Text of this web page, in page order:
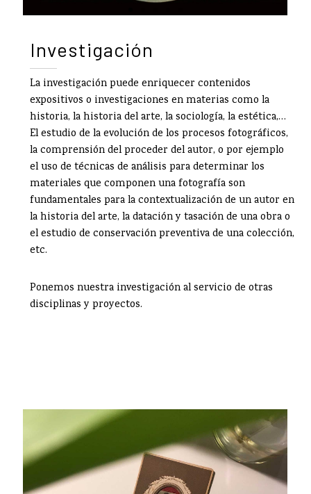
Investigación
La investigación puede enriquecer contenidos
expositivos o investigaciones en materias como la
historia, la historia del arte, la sociología, la estética,…
El estudio de la evolución de los procesos fotográficos,
la comprensión del proceder del autor, o por ejemplo
el uso de técnicas de análisis para determinar los
materiales que componen una fotografía son
fundamentales para la contextualización de un autor en
la historia del arte, la datación y tasación de una obra o
el estudio de conservación preventiva de una colección,
etc.
Ponemos nuestra investigación al servicio de otras
disciplinas y proyectos.